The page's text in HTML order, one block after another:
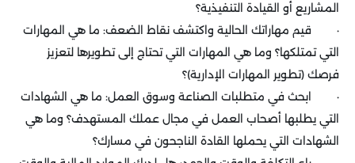
المشاريع أو القيادة التنفيذية؟
· قيم مهاراتك الحالية واكتشف نقاط الضعف: ما هي المهارات
التي تمتلكها؟ وما هي المهارات التي تحتاج إلى تطويرها لتعزيز
فرصك (تطوير المهارات الإدارية)؟
· ابحث في متطلبات الصناعة وسوق العمل: ما هي الشهادات
التي يطلبها أصحاب العمل في مجال عملك المستهدف؟ وما هي
الشهادات التي يحملها القادة الناجحون في مسارك؟